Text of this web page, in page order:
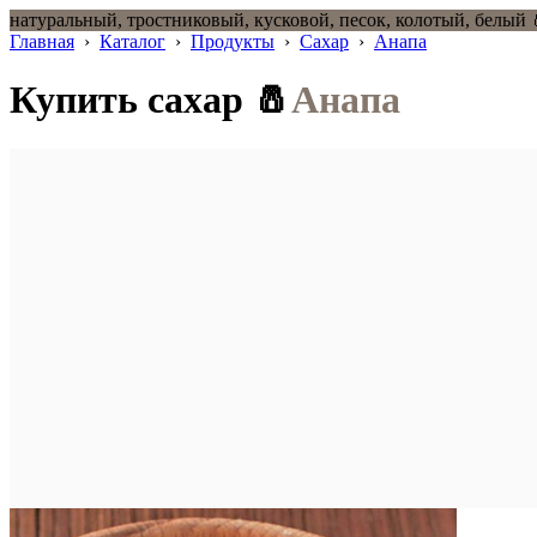
натуральный, тростниковый, кусковой, песок, колотый, белый
Главная › Каталог › Продукты › Сахар › Анапа
Купить сахар 🧂Анапа